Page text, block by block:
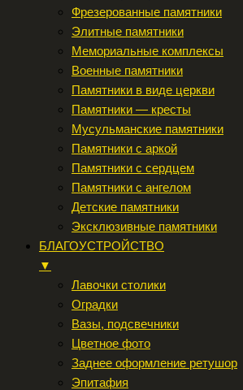
Фрезерованные памятники
Элитные памятники
Мемориальные комплексы
Военные памятники
Памятники в виде церкви
Памятники — кресты
Мусульманские памятники
Памятники с аркой
Памятники с сердцем
Памятники с ангелом
Детские памятники
Эксклюзивные памятники
БЛАГОУСТРОЙСТВО
▼
Лавочки столики
Оградки
Вазы, подсвечники
Цветное фото
Заднее оформление ретушор
Эпитафия